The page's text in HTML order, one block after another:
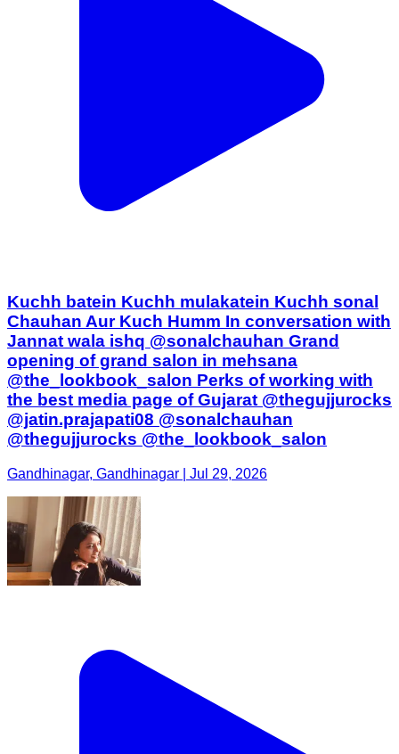
Kuchh batein Kuchh mulakatein Kuchh sonal
Chauhan Aur Kuch Humm In conversation with
Jannat wala ishq @sonalchauhan Grand
opening of grand salon in mehsana
@the_lookbook_salon Perks of working with
the best media page of Gujarat @thegujjurocks
@jatin.prajapati08 @sonalchauhan
@thegujjurocks @the_lookbook_salon
Gandhinagar, Gandhinagar | Jul 29, 2026